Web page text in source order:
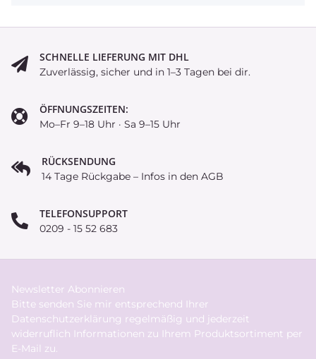
SCHNELLE LIEFERUNG MIT DHL
Zuverlässig, sicher und in 1–3 Tagen bei dir.
ÖFFNUNGSZEITEN:
Mo–Fr 9–18 Uhr · Sa 9–15 Uhr
RÜCKSENDUNG
14 Tage Rückgabe – Infos in den AGB
TELEFONSUPPORT
0209 - 15 52 683
Newsletter Abonnieren
Bitte senden Sie mir entsprechend Ihrer
Datenschutzerklärung regelmäßig und jederzeit
widerruflich Informationen zu Ihrem Produktsortiment per
E-Mail zu.